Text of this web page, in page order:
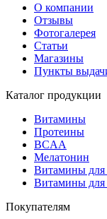
О компании
Отзывы
Фотогалерея
Статьи
Магазины
Пункты
Каталог продукции
Витамины
Протеины
BCAA
Мелатонин
Витамины
Витамины
Покупателям